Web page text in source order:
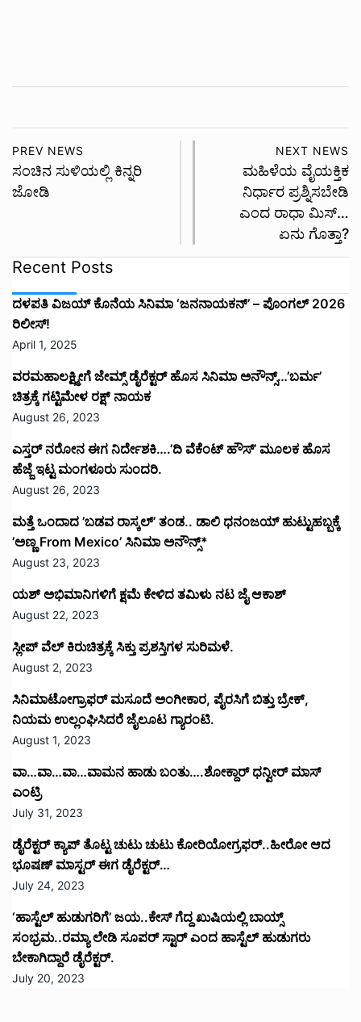
PREV NEWS
ಸಂಚಿನ ಸುಳಿಯಲ್ಲಿ ಕಿನ್ನರಿ
ಜೋಡಿ
NEXT NEWS
ಮಹಿಳೆಯ ವೈಯಕ್ತಿಕ
ನಿರ್ಧಾರ ಪ್ರಶ್ನಿಸಬೇಡಿ
ಎಂದ ರಾಧಾ ಮಿಸ್…
ಏನು ಗೊತ್ತಾ?
Recent Posts
ದಳಪತಿ ವಿಜಯ್‌ ಕೊನೆಯ ಸಿನಿಮಾ ‘ಜನನಾಯಕನ್’ – ಪೊಂಗಲ್ 2026
ರಿಲೀಸ್!
April 1, 2025
ವರಮಹಾಲಕ್ಷ್ಮೀಗೆ ಜೇಮ್ಸ್ ಡೈರೆಕ್ಟರ್ ಹೊಸ ಸಿನಿಮಾ ಅನೌನ್ಸ್…’ಬರ್ಮ’
ಚಿತ್ರಕ್ಕೆ ಗಟ್ಟಿಮೇಳ ರಕ್ಷ್ ನಾಯಕ
August 26, 2023
ಎಸ್ತರ್ ನರೋನ ಈಗ ನಿರ್ದೇಶಕಿ….’ದಿ ವೆಕೆಂಟ್ ಹೌಸ್‌’‌ ಮೂಲಕ ಹೊಸ
ಹೆಜ್ಜೆ ಇಟ್ಟ ಮಂಗಳೂರು ಸುಂದರಿ.
August 26, 2023
ಮತ್ತೆ ಒಂದಾದ ’ಬಡವ ರಾಸ್ಕಲ್’ ತಂಡ.. ಡಾಲಿ ಧನಂಜಯ್ ಹುಟ್ಟುಹಬ್ಬಕ್ಕೆ
’ಅಣ್ಣ From Mexico’ ಸಿನಿಮಾ ಅನೌನ್ಸ್*
August 23, 2023
ಯಶ್ ಅಭಿಮಾನಿಗಳಿಗೆ ಕ್ಷಮೆ ಕೇಳಿದ ತಮಿಳು ನಟ ಜೈ ಆಕಾಶ್
August 22, 2023
ಸ್ಲೀಪ್ ವೆಲ್ ಕಿರುಚಿತ್ರಕ್ಕೆ ಸಿಕ್ತು ಪ್ರಶಸ್ತಿಗಳ ಸುರಿಮಳೆ.
August 2, 2023
ಸಿನಿಮಾಟೋಗ್ರಾಫರ್ ಮಸೂದೆ ಅಂಗೀಕಾರ, ಪೈರಸಿಗೆ ಬಿತ್ತು ಬ್ರೇಕ್,
ನಿಯಮ ಉಲ್ಲಂಘಿಸಿದರೆ ಜೈಲೂಟ ಗ್ಯಾರಂಟಿ.
August 1, 2023
ವಾ…ವಾ…ವಾ…ವಾಮನ ಹಾಡು ಬಂತು….ಶೋಕ್ದಾರ್ ಧನ್ವೀರ್ ಮಾಸ್
ಎಂಟ್ರಿ
July 31, 2023
ಡೈರೆಕ್ಟರ್ ಕ್ಯಾಪ್ ತೊಟ್ಟ ಚುಟು ಚುಟು ಕೋರಿಯೋಗ್ರಫರ್..ಹೀರೋ ಆದ
ಭೂಷಣ್ ಮಾಸ್ಟರ್ ಈಗ ಡೈರೆಕ್ಟರ್…
July 24, 2023
‘ಹಾಸ್ಟೆಲ್ ಹುಡುಗರಿಗೆ’ ಜಯ..ಕೇಸ್ ಗೆದ್ದ ಖುಷಿಯಲ್ಲಿ ಬಾಯ್ಸ್
ಸಂಭ್ರಮ..ರಮ್ಯಾ ಲೇಡಿ ಸೂಪರ್ ಸ್ಟಾರ್ ಎಂದ ಹಾಸ್ಟೆಲ್ ಹುಡುಗರು
ಬೇಕಾಗಿದ್ದಾರೆ ಡೈರೆಕ್ಟರ್.
July 20, 2023